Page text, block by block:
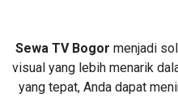
Sewa TV Bogor menjadi
visual yang lebih menarik
yang tepat, Anda dapat